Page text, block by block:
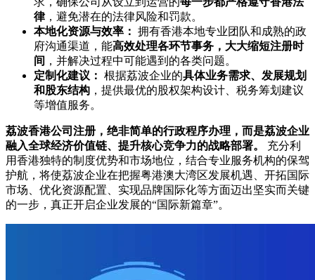
律，避免潜在的法律风险和罚款。
本地化资源与效率： 拥有香港本地专业团队和成熟的政
府沟通渠道，能高效处理各环节事务，大大缩短注册时
间 ，并解决过程中可能遇到的各类问题。
定制化建议： 根据荔波企业的具体业务需求、发展规划
和股东结构 ，提供最优的股权架构设计、税务筹划建议
等增值服务。
荔波香港公司注册，绝非简单的行政程序办理，而是荔波企业
融入全球经济价值链、提升核心竞争力的战略部署。
充分利
用香港独特的制度优势和市场地位，结合专业服务机构的保驾
护航，将使荔波企业在把握粤港澳大湾区发展机遇、开拓国际
市场、优化资源配置、实现品牌国际化等方面迈出坚实而关键
的一步，真正开启企业发展的“国际新篇章”。